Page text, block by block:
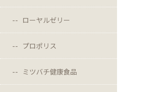
ローヤルゼリー
プロポリス
ミツバチ健康食品